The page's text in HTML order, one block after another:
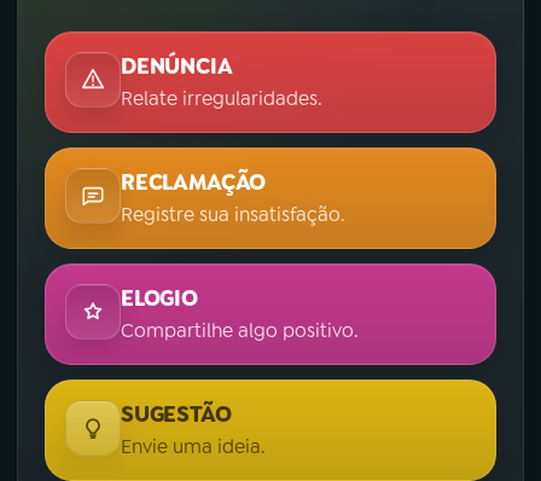
DENÚNCIA
Relate irregularidades.
RECLAMAÇÃO
Registre sua insatisfação.
ELOGIO
Compartilhe algo positivo.
SUGESTÃO
Envie uma ideia.